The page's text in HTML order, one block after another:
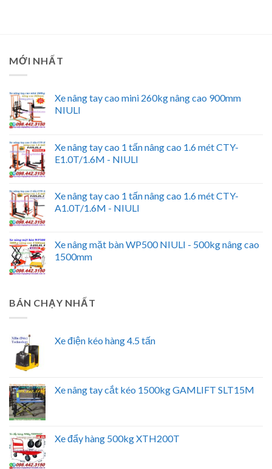
MỚI NHẤT
Xe nâng tay cao mini 260kg nâng cao 900mm
NIULI
Xe nâng tay cao 1 tấn nâng cao 1.6 mét CTY-
E1.0T/1.6M - NIULI
Xe nâng tay cao 1 tấn nâng cao 1.6 mét CTY-
A1.0T/1.6M - NIULI
Xe nâng mặt bàn WP500 NIULI - 500kg nâng cao
1500mm
BÁN CHẠY NHẤT
Xe điện kéo hàng 4.5 tấn
Xe nâng tay cắt kéo 1500kg GAMLIFT SLT15M
Xe đẩy hàng 500kg XTH200T